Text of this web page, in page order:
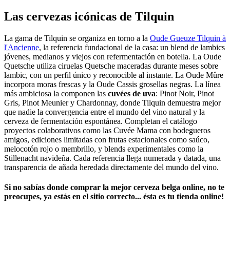
Las cervezas icónicas de Tilquin
La gama de Tilquin se organiza en torno a la Oude Gueuze Tilquin à
l'Ancienne, la referencia fundacional de la casa: un blend de lambics
jóvenes, medianos y viejos con refermentación en botella. La Oude
Quetsche utiliza ciruelas Quetsche maceradas durante meses sobre
lambic, con un perfil único y reconocible al instante. La Oude Mûre
incorpora moras frescas y la Oude Cassis grosellas negras. La línea
más ambiciosa la componen las cuvées de uva: Pinot Noir, Pinot
Gris, Pinot Meunier y Chardonnay, donde Tilquin demuestra mejor
que nadie la convergencia entre el mundo del vino natural y la
cerveza de fermentación espontánea. Completan el catálogo
proyectos colaborativos como las Cuvée Mama con bodegueros
amigos, ediciones limitadas con frutas estacionales como saúco,
melocotón rojo o membrillo, y blends experimentales como la
Stillenacht navideña. Cada referencia llega numerada y datada, una
transparencia de añada heredada directamente del mundo del vino.
Si no sabías ​ donde comprar la mejor cerveza belga online​, no te
preocupes, ya estás en el sitio correcto... ésta es tu tienda online!